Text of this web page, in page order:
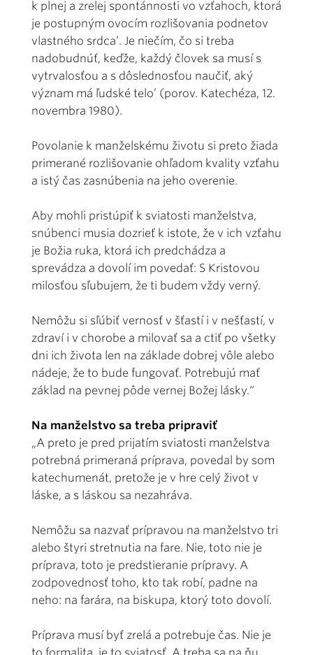
k plnej a zrelej spontánnosti vo vzťahoch, ktorá
je postupným ovocím rozlišovania podnetov
vlastného srdca’. Je niečím, čo si treba
nadobudnúť, keďže, každý človek sa musí s
vytrvalosťou a s dôslednosťou naučiť, aký
význam má ľudské telo’ (porov. Katechéza, 12.
novembra 1980).
Povolanie k manželskému životu si preto žiada
primerané rozlišovanie ohľadom kvality vzťahu
a istý čas zasnúbenia na jeho overenie.
Aby mohli pristúpiť k sviatosti manželstva,
snúbenci musia dozrieť k istote, že v ich vzťahu
je Božia ruka, ktorá ich predchádza a
sprevádza a dovolí im povedať: S Kristovou
milosťou sľubujem, že ti budem vždy verný.
Nemôžu si sľúbiť vernosť v šťastí i v nešťastí, v
zdraví i v chorobe a milovať sa a ctiť po všetky
dni ich života len na základe dobrej vôle alebo
nádeje, že to bude fungovať. Potrebujú mať
základ na pevnej pôde vernej Božej lásky.“
Na manželstvo sa treba pripraviť
„A preto je pred prijatím sviatosti manželstva
potrebná primeraná príprava, povedal by som
katechumenát, pretože je v hre celý život v
láske, a s láskou sa nezahráva.
Nemôžu sa nazvať prípravou na manželstvo tri
alebo štyri stretnutia na fare. Nie, toto nie je
príprava, toto je predstieranie prípravy. A
zodpovednosť toho, kto tak robí, padne na
neho: na farára, na biskupa, ktorý toto dovolí.
Príprava musí byť zrelá a potrebuje čas. Nie je